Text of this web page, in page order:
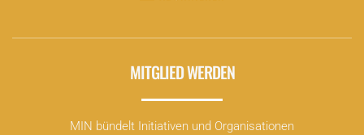
MITGLIED WERDEN
MIN bündelt Initiativen und Organisationen